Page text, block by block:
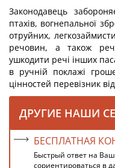
Законодавець
птахів, вогнепальної
отруйних,
речовин, а також
ушкодити речі інших
в ручній поклажі
цінностей перевізник
ДРУГИЕ НАШИ
БЕСПЛАТНАЯ
Быстрый ответ на
сориентироваться в